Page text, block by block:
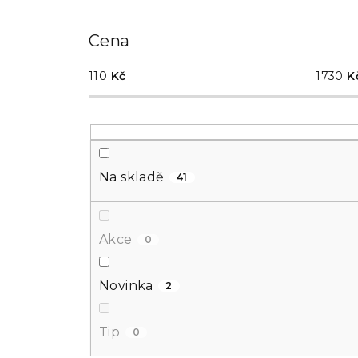
Cena
110 Kč 1730
Na skladě 41
Akce 0
Novinka 2
Tip 0